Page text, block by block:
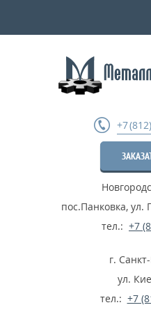
Политика конфиденциальности
Фрезеровка деталей
Термообработка металла
+7 (812)
пос.Панковка,
тел.: +7
г.
ул.
тел.: +7